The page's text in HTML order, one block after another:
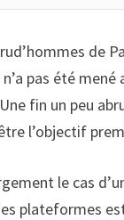
pas été
fin un peu
l’objectif
le cas
plateformes